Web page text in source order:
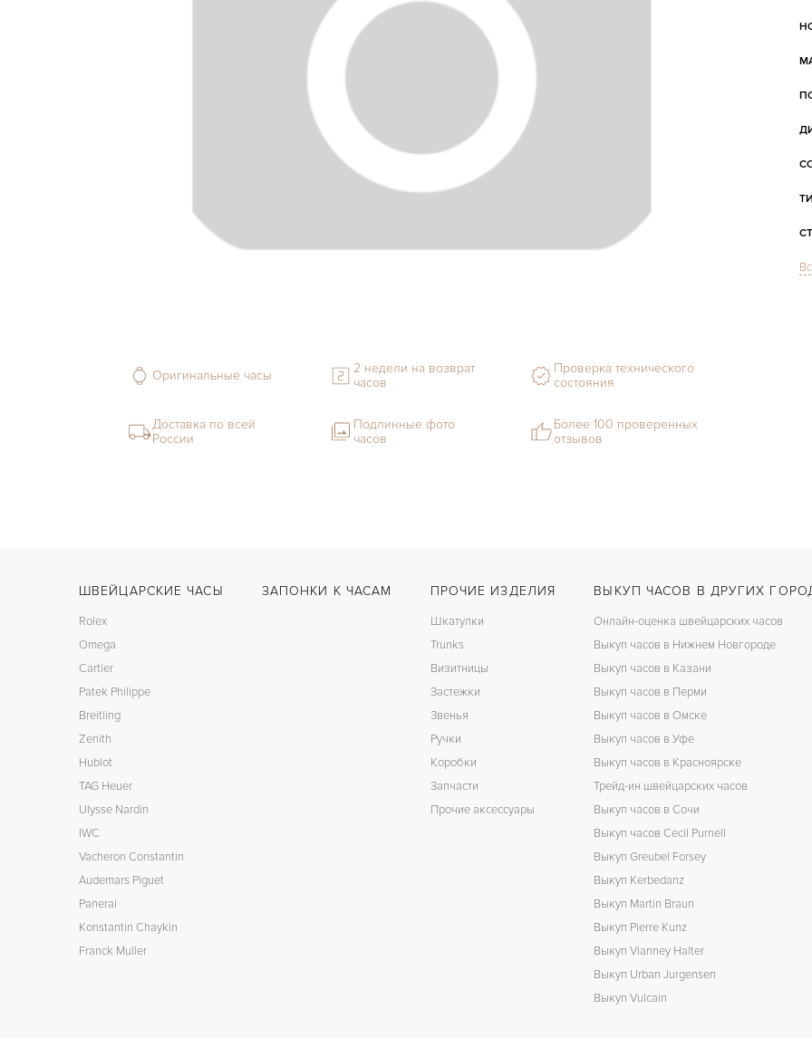
Оригинальные часы
2 недели на возврат
часов
Проверка технического
состояния
Доставка по всей
России
Подлинные фото
часов
Более 100 проверенных
отзывов
ШВЕЙЦАРСКИЕ ЧАСЫ
Rolex
Omega
Cartier
Patek Philippe
Breitling
Zenith
Hublot
TAG Heuer
Ulysse Nardin
IWC
Vacheron Constantin
Audemars Piguet
Panerai
Konstantin Chaykin
Franck Muller
ЗАПОНКИ К ЧАСАМ ПРОЧИЕ ИЗДЕЛИЯ
Шкатулки
Trunks
Визитницы
Застежки
Звенья
Ручки
Коробки
Запчасти
Прочие аксессуары
ВЫКУП ЧАСОВ В ДРУГИХ
Онлайн-оценка швейцарских часов
Выкуп часов в Нижнем Новгороде
Выкуп часов в Казани
Выкуп часов в Перми
Выкуп часов в Омске
Выкуп часов в Уфе
Выкуп часов в Красноярске
Трейд-ин швейцарских часов
Выкуп часов в Сочи
Выкуп часов Cecil Purnell
Выкуп Greubel Forsey
Выкуп Kerbedanz
Выкуп Martin Braun
Выкуп Pierre Kunz
Выкуп Vianney Halter
Выкуп Urban Jurgensen
Выкуп Vulcain